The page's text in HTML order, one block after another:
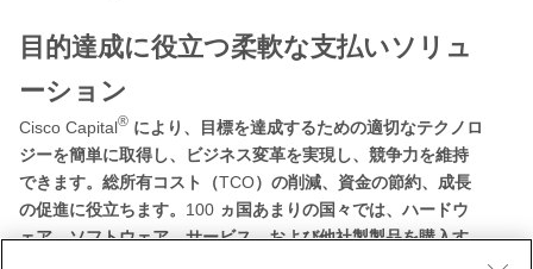
目的達成に役立つ柔軟な支払いソリュ
ーション
Cisco Capital® により、目標を達成するための適切なテクノロ
ジーを簡単に取得し、ビジネス変革を実現し、競争力を維持
できます。総所有コスト（TCO）の削減、資金の節約、成長
の促進に役立ちます。 100 ヵ国あまりの国々では、ハードウ
ェア、ソフトウェア、サービス、および他社製製品を購入す